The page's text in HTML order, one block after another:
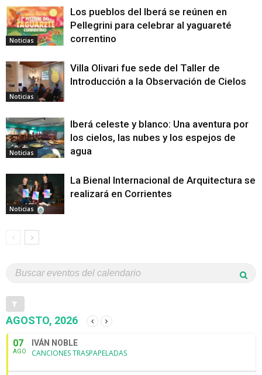
Noticias
Los pueblos del Iberá se reúnen en
Pellegrini para celebrar al yaguareté
correntino
Noticias
Villa Olivari fue sede del Taller de
Introducción a la Observación de Cielos
Noticias
Iberá celeste y blanco: Una aventura por
los cielos, las nubes y los espejos de
agua
Noticias
La Bienal Internacional de Arquitectura se
realizará en Corrientes
AGOSTO, 2026
07
AGO
IVÁN NOBLE
CANCIONES TRASPAPELADAS